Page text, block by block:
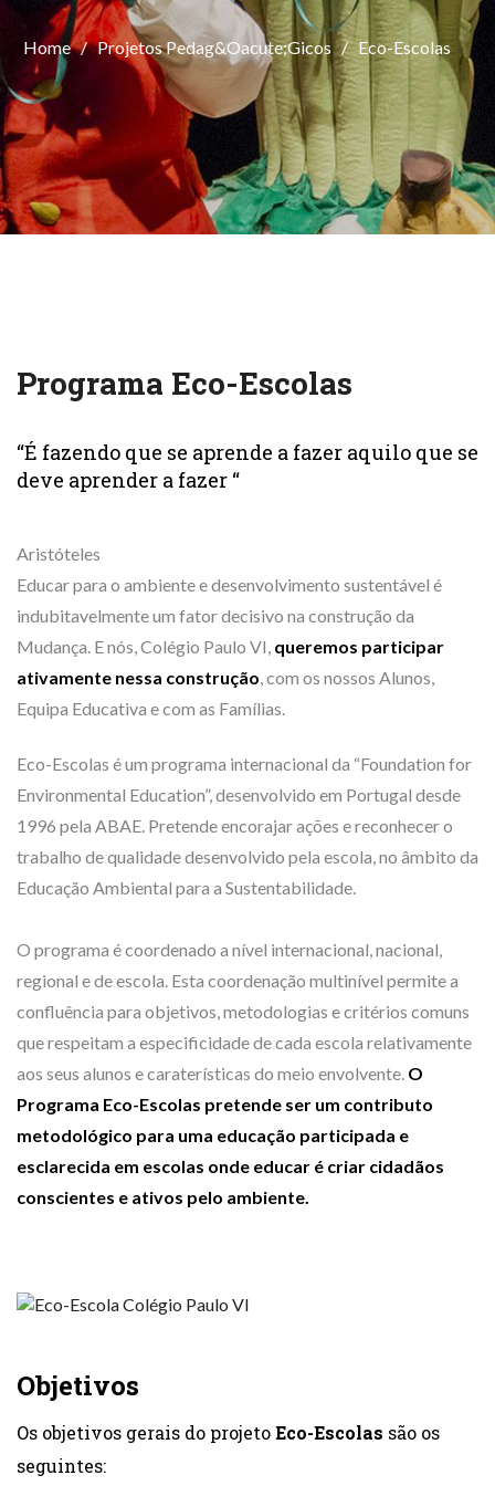
Home/Projetos Pedag&oacute;gicos/Eco-Escolas
Programa Eco-Escolas
“É fazendo que se aprende a fazer aquilo que se
deve aprender a fazer “
Aristóteles
Educar para o ambiente e desenvolvimento sustentável é
indubitavelmente um fator decisivo na construção da
Mudança. E nós, Colégio Paulo VI, queremos participar
ativamente nessa construção, com os nossos Alunos,
Equipa Educativa e com as Famílias.
Eco-Escolas é um programa internacional da “Foundation for
Environmental Education”, desenvolvido em Portugal desde
1996 pela ABAE. Pretende encorajar ações e reconhecer o
trabalho de qualidade desenvolvido pela escola, no âmbito da
Educação Ambiental para a Sustentabilidade.
O programa é coordenado a nível internacional, nacional,
regional e de escola. Esta coordenação multinível permite a
confluência para objetivos, metodologias e critérios comuns
que respeitam a especificidade de cada escola relativamente
aos seus alunos e caraterísticas do meio envolvente. O
Programa Eco-Escolas pretende ser um contributo
metodológico para uma educação participada e
esclarecida em escolas onde educar é criar cidadãos
conscientes e ativos pelo ambiente.
Objetivos
Os objetivos gerais do projetoEco-Escolas são os
seguintes: